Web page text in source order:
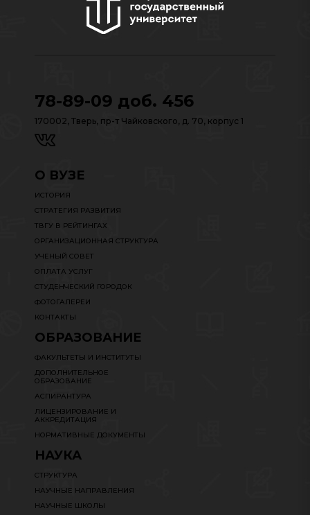
78-89-09 доб. 456
170002, Тверь, пр-т Чайковского, д. 70, корпус 1
О ВУЗЕ
ИСТОРИЯ
СТРАТЕГИЯ РАЗВИТИЯ
ТВГУ В РЕЙТИНГАХ
ОРГАНИЗАЦИОННАЯ СТРУКТУРА
УЧЕНЫЙ СОВЕТ
ОПЛАТА УСЛУГ
СТУДЕНЧЕСКИЙ ГОРОДОК
ФОТОГАЛЕРЕИ
КОНТАКТЫ
ОБРАЗОВАНИЕ
ФАКУЛЬТЕТЫ И ИНСТИТУТЫ
ДОПОЛНИТЕЛЬНОЕ
ОБРАЗОВАНИЕ
АСПИРАНТУРА
ЛИЦЕНЗИРОВАНИЕ И
АККРЕДИТАЦИЯ
НОРМАТИВНЫЕ ДОКУМЕНТЫ
НАУКА
СТРУКТУРА
НАУЧНЫЕ НАПРАВЛЕНИЯ
НАУЧНЫЕ ШКОЛЫ